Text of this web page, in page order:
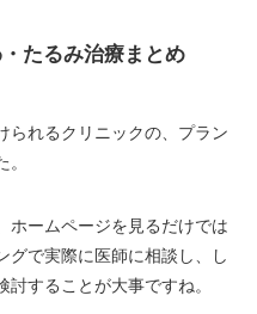
たるみ治療まとめ
られるクリニックの、プラン
ホームページを見るだけでは
グで実際に医師に相談し、し
することが大事ですね。